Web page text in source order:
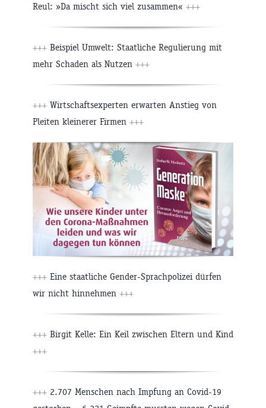
Reul: »Da mischt sich viel zusammen« +++
+++ Beispiel Umwelt: Staatliche Regulierung mit
mehr Schaden als Nutzen +++
+++ Wirtschaftsexperten erwarten Anstieg von
Pleiten kleinerer Firmen +++
+++ Eine staatliche Gender-Sprachpolizei dürfen
wir nicht hinnehmen +++
+++ Birgit Kelle: Ein Keil zwischen Eltern und Kind
+++
+++ 2.707 Menschen nach Impfung an Covid-19